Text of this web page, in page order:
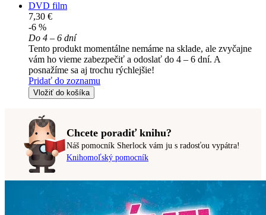
DVD film
7,30 €
-6 %
Do 4 – 6 dní
Tento produkt momentálne nemáme na sklade, ale zvyčajne
vám ho vieme zabezpečiť a odoslať do 4 – 6 dní. A
posnažíme sa aj trochu rýchlejšie!
Pridať do zoznamu
Vložiť do košíka
Chcete poradiť knihu?
Náš pomocník Sherlock vám ju s radosťou vypátra!
Knihomoľský pomocník